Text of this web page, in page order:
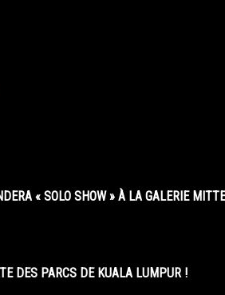
« SOLO SHOW » À LA GALERIE
DES PARCS DE KUALA LUMPUR !